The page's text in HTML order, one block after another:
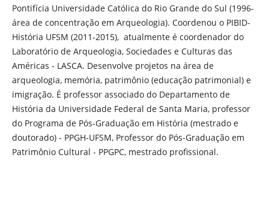
Pontifícia Universidade Católica do Rio Grande do Sul (1996-
área de concentração em Arqueologia). Coordenou o PIBID-
História UFSM (2011-2015), atualmente é coordenador do
Laboratório de Arqueologia, Sociedades e Culturas das
Américas - LASCA. Desenvolve projetos na área de
arqueologia, memória, patrimônio (educação patrimonial) e
imigração. É professor associado do Departamento de
História da Universidade Federal de Santa Maria, professor
do Programa de Pós-Graduação em História (mestrado e
doutorado) - PPGH-UFSM, Professor do Pós-Graduação em
Patrimônio Cultural - PPGPC, mestrado profissional.